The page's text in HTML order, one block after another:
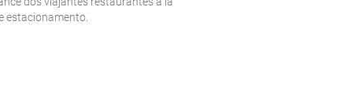
estacionamento.